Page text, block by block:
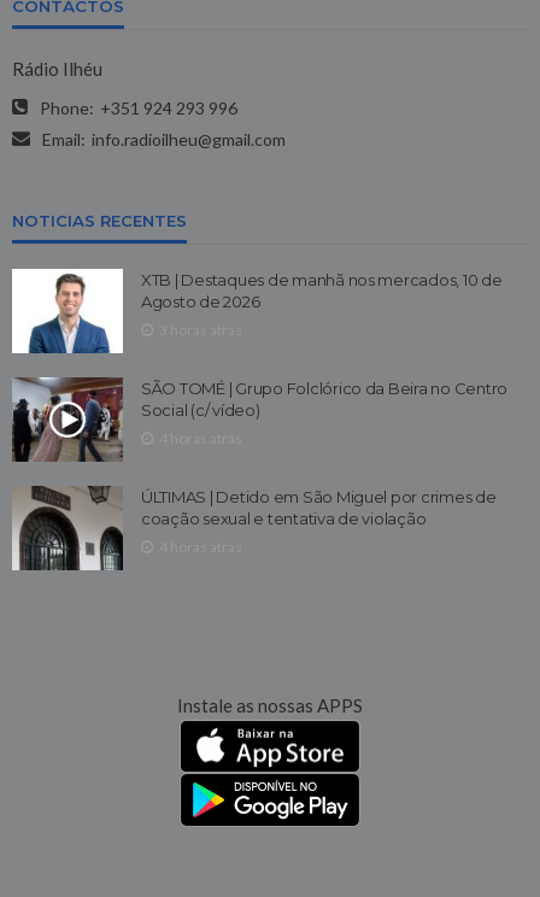
CONTACTOS
Rádio Ilhéu
Phone: +351 924 293 996
Email: info.radioilheu@gmail.com
NOTICIAS RECENTES
XTB | Destaques de manhã nos mercados, 10 de
Agosto de 2026
SÃO TOMÉ | Grupo Folclórico da Beira no Centro
Social (c/ vídeo)
ÚLTIMAS | Detido em São Miguel por crimes de
coação sexual e tentativa de violação
Instale as nossas APPS